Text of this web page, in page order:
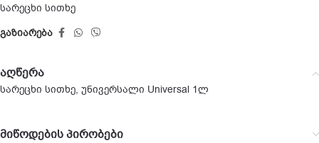
სარეცხი სითხე
გაზიარება
აღწერა
სარეცხი სითხე, უნივერსალი Universal 1ლ
მიწოდების პირობები